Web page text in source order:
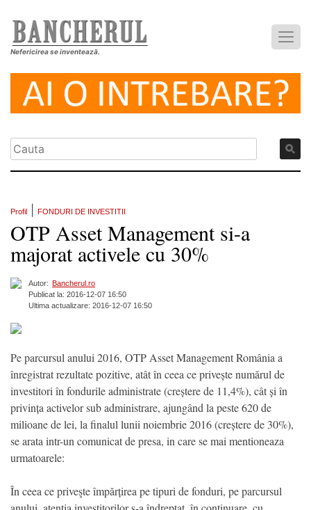
Nefericirea se inventează.
Profil FONDURI DE INVESTITII
OTP Asset Management si-a
majorat activele cu 30%
Autor: Bancherul.ro
Publicat la: 2016-12-07 16:50
Ultima actualizare: 2016-12-07 16:50
Pe parcursul anului 2016, OTP Asset Management România a
înregistrat rezultate pozitive, atât în ceea ce privește numărul de
investitori în fondurile administrate (creștere de 11,4%), cât și în
privința activelor sub administrare, ajungând la peste 620 de
milioane de lei, la finalul lunii noiembrie 2016 (creștere de 30%),
se arata intr-un comunicat de presa, in care se mai mentioneaza
urmatoarele:
În ceea ce priveşte împărțirea pe tipuri de fonduri, pe parcursul